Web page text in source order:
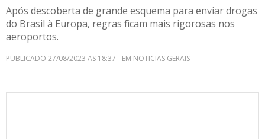
Após descoberta de grande esquema para enviar drogas
do Brasil à Europa, regras ficam mais rigorosas nos
aeroportos.
PUBLICADO 27/08/2023 AS 18:37 - EM NOTICIAS GERAIS